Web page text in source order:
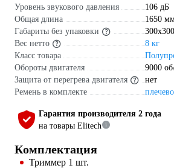
Уровень звукового давления
106 дБ
Общая длина
1650
Габариты без упаковки
Вес нетто
8 кг
Класс товара
Обороты двигателя
9000
Защита от перегрева двигателя
нет
Ремень в комплекте
Гарантия производителя 2 года
на товары Elitech
Комплектация
Триммер 1 шт.